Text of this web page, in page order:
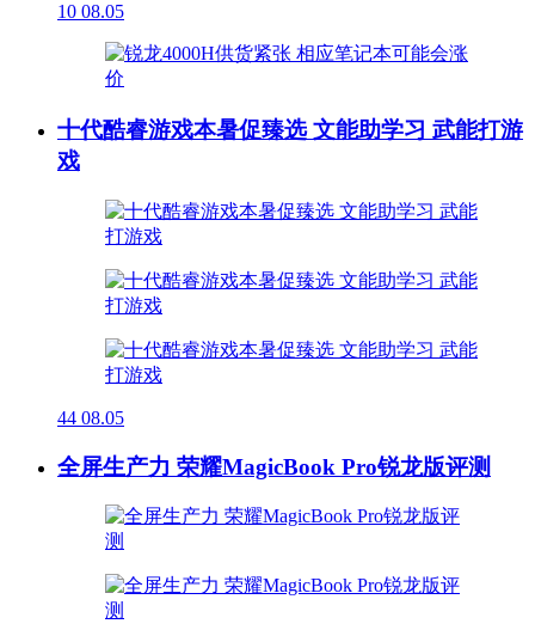
10 08.05
十代酷睿游戏本暑促臻选 文能助学习 武能打游
戏
44 08.05
全屏生产力 荣耀MagicBook Pro锐龙版评测